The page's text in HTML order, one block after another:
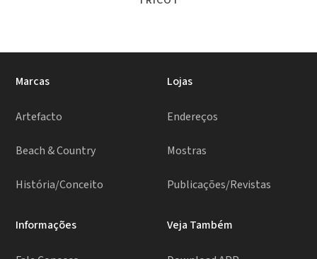
Marcas
Artefacto
Beach & Country
História/Conceito
Lojas
Endereços
Mostras
Publicações/Revistas
Informações Veja Também